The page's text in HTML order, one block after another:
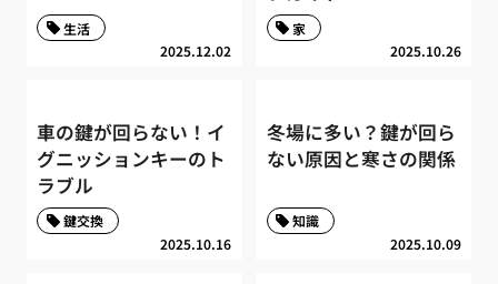
2025.12.02
生活
2025.10.26
家
車の鍵が回らない！イ
グニッションキーのト
ラブル
2025.10.16
鍵交換
冬場に多い？鍵が回ら
ない原因と寒さの関係
2025.10.09
知識